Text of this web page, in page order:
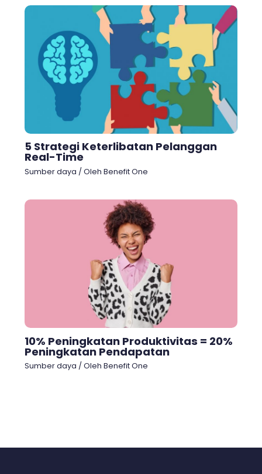
5 Strategi Keterlibatan Pelanggan
Real-Time
Sumber daya / Oleh Benefit One
10% Peningkatan Produktivitas = 20%
Peningkatan Pendapatan
Sumber daya / Oleh Benefit One